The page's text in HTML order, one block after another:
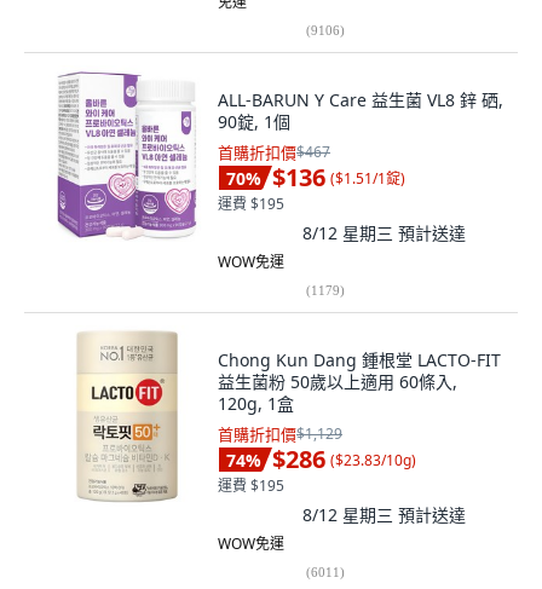
(9106)
ALL-BARUN Y Care 益生菌 VL8 鋅 硒,
90錠, 1個
首購折扣價$467
70% $136 ($1.51/1錠)
運費 $195
8/12 星期三 預計送達
WOW免運
(1179)
Chong Kun Dang 鍾根堂 LACTO-FIT
益生菌粉 50歲以上適用 60條入,
120g, 1盒
首購折扣價$1,129
74% $286 ($23.83/10g)
運費 $195
8/12 星期三 預計送達
WOW免運
(6011)